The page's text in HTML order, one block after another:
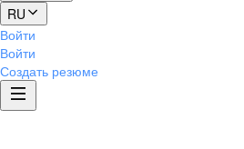
RU
Войти
Войти
Создать резюме